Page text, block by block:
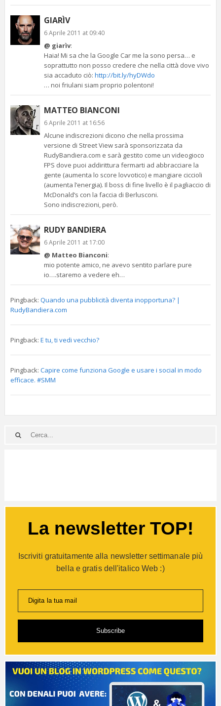
GIARÌV
6 Aprile 2011 at 09:40
@ giarìv:
Haia! Mi sa che la Google Car me la sono persa… e
soprattutto non posso credere che nella città dove vivo
sia accaduto ciò: http://bit.ly/hyDWdo
… noi friulani siam proprio polentoni!
MATTEO BIANCONI
6 Aprile 2011 at 16:56
Alcune indiscrezioni dicono che nella prossima
versione di Street View sarà sponsorizzata da
RudyBandiera.com e sarà gestito come un videogioco
FPS dove puoi addirittura fermarti ad abbracciare la
gente (aumenta lo score lovvotico) e mangiare ciccioli
(aumenta l’energia). Il boss di fine livello è il pagliaccio di
McDonald’s con la faccia di Berlusconi.
Sono indiscrezioni, però.
RUDY BANDIERA
6 Aprile 2011 at 17:00
@ Matteo Bianconi:
mio potente amico, ne avevo sentito parlare pure
io….staremo a vedere eh…
Pingback: Quando una pubblicità diventa inopportuna? |
RudyBandiera.com
Pingback: E tu, ti vedi vecchio?
Pingback: Capire come funziona Google e usare i social in modo
efficace. #SMM
La newsletter TOP!
Iscriviti gratuitamente alla newsletter settimanale più
bella e gratis dell'italico Web :)
Digita la tua mail
Subscribe